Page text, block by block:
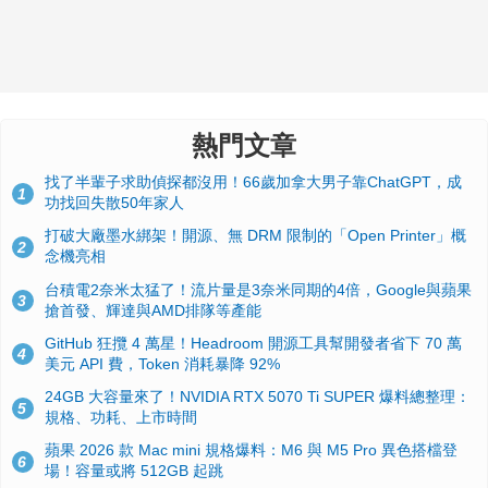
熱門文章
1
找了半輩子求助偵探都沒用！66歲加拿大男子靠ChatGPT，成
功找回失散50年家人
2
打破大廠墨水綁架！開源、無 DRM 限制的「Open Printer」概
念機亮相
3
台積電2奈米太猛了！流片量是3奈米同期的4倍，Google與蘋果
搶首發、輝達與AMD排隊等產能
4
GitHub 狂攬 4 萬星！Headroom 開源工具幫開發者省下 70 萬
美元 API 費，Token 消耗暴降 92%
5
24GB 大容量來了！NVIDIA RTX 5070 Ti SUPER 爆料總整理：
規格、功耗、上市時間
6
蘋果 2026 款 Mac mini 規格爆料：M6 與 M5 Pro 異色搭檔登
場！容量或將 512GB 起跳